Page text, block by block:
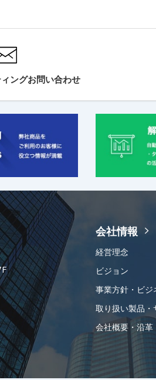
ングお問い合わせ
会社情報
経営理念
ビジョン
事業方針・ビジ
取り扱い製品・
会社概要・沿革